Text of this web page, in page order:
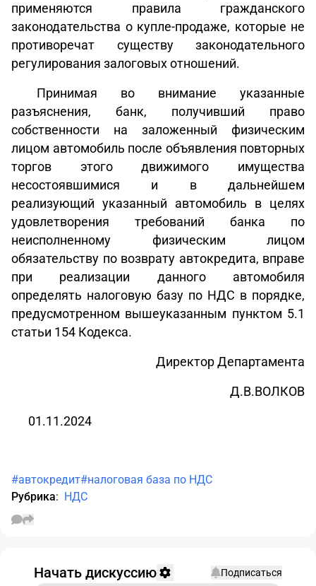
применяются правила гражданского
законодательства о купле-продаже, которые не
противоречат существу законодательного
регулирования залоговых отношений.
Принимая во внимание указанные
разъяснения, банк, получивший право
собственности на заложенный физическим
лицом автомобиль после объявления повторных
торгов этого движимого имущества
несостоявшимися и в дальнейшем
реализующий указанный автомобиль в целях
удовлетворения требований банка по
неисполненному физическим лицом
обязательству по возврату автокредита, вправе
при реализации данного автомобиля
определять налоговую базу по НДС в порядке,
предусмотренном вышеуказанным пунктом 5.1
статьи 154 Кодекса.
Директор Департамента
Д.В.ВОЛКОВ
01.11.2024
#автокредит#налоговая база по НДС
Рубрика: НДС
Начать дискуссию Подписаться